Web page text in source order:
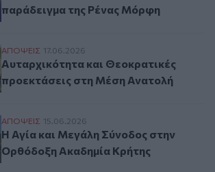
παράδειγμα της Ρένας Μόρφη
Αυταρχικότητα και Θεοκρατικές
ΑΠΟΨΕΙΣ 17.06.2026
Αυταρχικότητα και Θεοκρατικές
προεκτάσεις στη Μέση Ανατολή
Η Αγία και Μεγάλη Σύνοδος στην
ΑΠΟΨΕΙΣ 15.06.2026
Η Αγία και Μεγάλη Σύνοδος στην
Ορθόδοξη Ακαδημία Κρήτης